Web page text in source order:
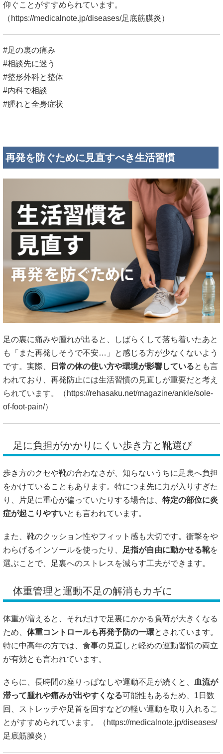
仰ぐことがすすめられています。
（ https://medicalnote.jp/diseases/足底筋膜炎）
#足の裏の痛み
#相談先に迷う
#整形外科と整体
#内科で相談
#腫れと全身症状
再発を防ぐために見直すべき生活習慣
足の裏に痛みや腫れが出ると、しばらくして落ち着いたあと
も「また再発しそうで不安…」と感じる方が少なくないよう
です。実際、
日常の体の使い方や環境が影響しているとも言
われており、再発防止には生活習慣の見直しが重要だと考え
られています。（ https://rehasaku.net/magazine/ankle/sole-
of-foot-pain/）
足に負担がかかりにくい歩き方と靴選び
歩き方のクセや靴の合わなさが、知らないうちに足裏へ負担
をかけていることもあります。特につま先に力が入りすぎた
り、片足に重心が偏っていたりする場合は、 特定の部位に炎
症が起こりやすいとも言われています。
また、靴のクッション性やフィット感も大切です。衝撃をや
わらげるインソールを使ったり、
足指が自由に動かせる靴を
選ぶことで、足裏へのストレスを減らす工夫ができます。
体重管理と運動不足の解消もカギに
体重が増えると、それだけで足裏にかかる負荷が大きくなる
ため、 体重コントロールも再発予防の一環とされています。
特に中高年の方では、食事の見直しと軽めの運動習慣の両立
が有効とも言われています。
さらに、長時間の座りっぱなしや運動不足が続くと、
血流が
滞って腫れや痛みが出やすくなる可能性もあるため、1日数
回、ストレッチや足首を回すなどの軽い運動を取り入れるこ
とがすすめられています。（ https://medicalnote.jp/diseases/
足底筋膜炎）